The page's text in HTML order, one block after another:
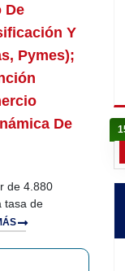
De
Y
Pymes);
De
de 4.880
tasa de